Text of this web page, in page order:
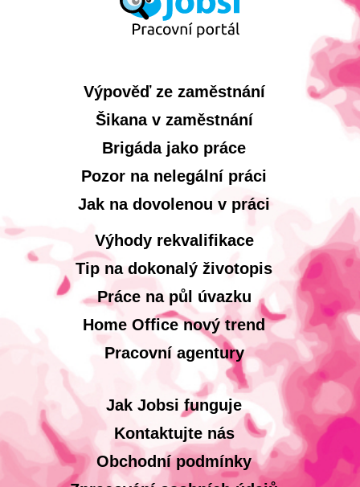
Výpověď ze zaměstnání
Šikana v zaměstnání
Brigáda jako práce
Pozor na nelegální práci
Jak na dovolenou v práci
Výhody rekvalifikace
Tip na dokonalý životopis
Práce na půl úvazku
Home Office nový trend
Pracovní agentury
Jak Jobsi funguje
Kontaktujte nás
Obchodní podmínky